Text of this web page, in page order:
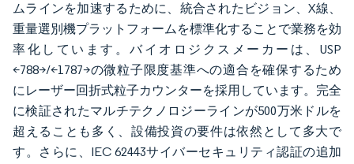
ムラインを加速するために、統合されたビジョン、X線、
重量選別機プラットフォームを標準化することで業務を効
率化しています。バイオロジクスメーカーは、USP
<788>/<1787>の微粒子限度基準への適合を確保するため
にレーザー回折式粒子カウンターを採用しています。完全
に検証されたマルチテクノロジーラインが500万米ドルを
超えることも多く、設備投資の要件は依然として多大で
す。さらに、IEC 62443サイバーセキュリティ認証の追加